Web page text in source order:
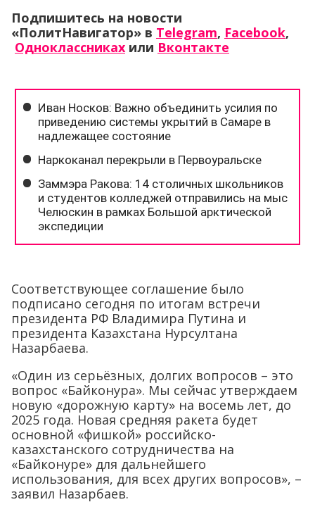
Подпишитесь на новости
«ПолитНавигатор» в Telegram, Facebook,
Одноклассниках или Вконтакте
Соответствующее соглашение было
подписано сегодня по итогам встречи
президента РФ Владимира Путина и
президента Казахстана Нурсултана
Назарбаева.
«Один из серьёзных, долгих вопросов – это
вопрос «Байконура». Мы сейчас утверждаем
новую «дорожную карту» на восемь лет, до
2025 года. Новая средняя ракета будет
основной «фишкой» российско-
казахстанского сотрудничества на
«Байконуре» для дальнейшего
использования, для всех других вопросов», –
заявил Назарбаев.